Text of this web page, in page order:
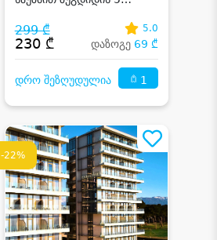
სასტუმროში
299 ₾
230 ₾
5.0
დაზოგე 69 ₾
დრო შეზღუდულია 1
-22%